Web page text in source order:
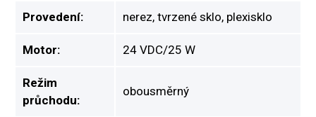
Provedení: nerez, tvrzené sklo, plexisklo
Motor: 24 VDC/25 W
Režim
průchodu:
obousměrný